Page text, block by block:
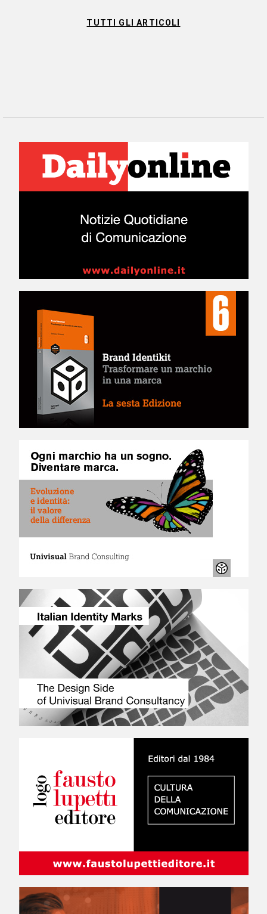
TUTTI GLI ARTICOLI